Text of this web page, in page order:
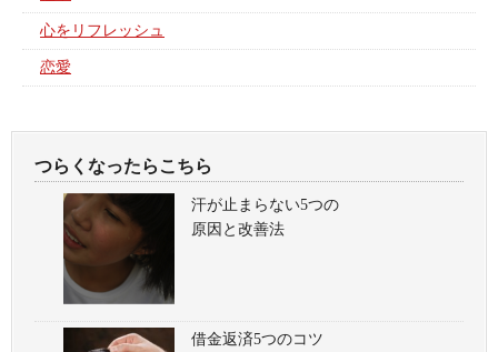
心をリフレッシュ
恋愛
つらくなったらこちら
汗が止まらない5つの
原因と改善法
借金返済5つのコツ